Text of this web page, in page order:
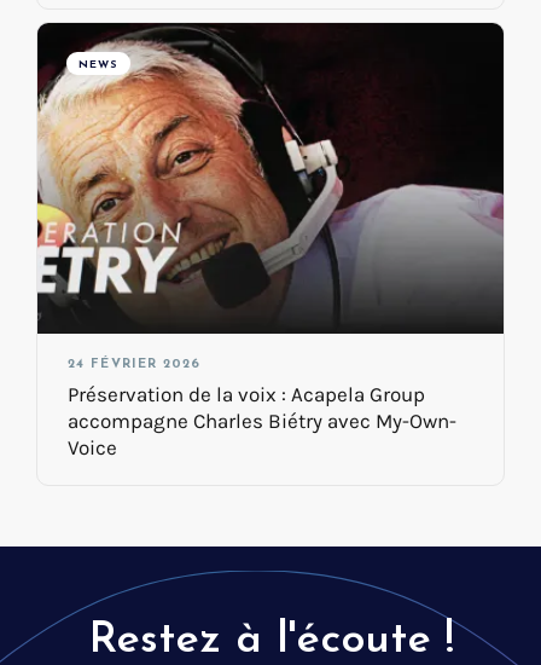
NEWS
24 FÉVRIER 2026
Préservation de la voix : Acapela Group
accompagne Charles Biétry avec My-Own-
Voice
Restez à l'écoute !